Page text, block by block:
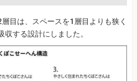
目は、スペースを1層目よりも狭く
収する設計にしました。